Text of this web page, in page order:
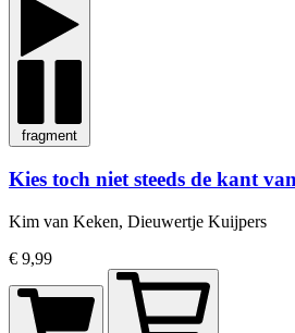
fragment
Kies toch niet steeds de kant
Kim van Keken, Dieuwertje Kuijpers
€ 9,99